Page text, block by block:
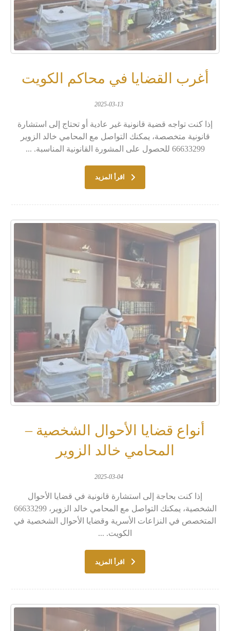
أغرب القضايا في محاكم الكويت
2025-03-13
إذا كنت تواجه قضية قانونية غير عادية أو تحتاج إلى استشارة
قانونية متخصصة، يمكنك التواصل مع المحامي خالد الزوير
66633299 للحصول على المشورة القانونية المناسبة. ...
اقرأ المزيد
أنواع قضايا الأحوال الشخصية –
المحامي خالد الزوير
2025-03-04
إذا كنت بحاجة إلى استشارة قانونية في قضايا الأحوال
الشخصية، يمكنك التواصل مع المحامي خالد الزوير، 66633299
المتخصص في النزاعات الأسرية وقضايا الأحوال الشخصية في
الكويت. ...
اقرأ المزيد